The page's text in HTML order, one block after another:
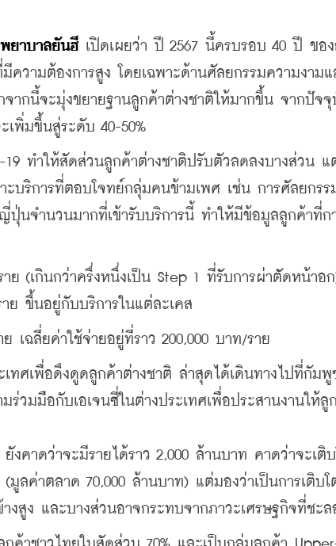
ยาบาลยันฮี เปิดเผยว่า ปี 2567 นี้ครบรอบ 40 ปี ขอ
ความต้องการสูง โดยเฉพาะด้านศัลยกรรมความงามแ
ากนี้จะมุ่งขยายฐานลูกค้าต่างชาติให้มากขึ้น จากปัจ
เพิ่มขึ้นสู่ระดับ 40-50%
ทำให้สัดส่วนลูกค้าต่างชาติปรับตัวลดลงบางส่วน แ
บริการที่ตอบโจทย์กลุ่มคนข้ามเพศ เช่น การศัลยกรร
นจำนวนมากที่เข้ารับบริการนี้ ทำให้มีข้อมูลลูกค้าที่กา
ย (เกินกว่าครึ่งหนึ่งเป็น Step 1 ที่รับการผ่าตัดหน้าอ
าย ขึ้นอยู่กับบริการในแต่ละเคส
เฉลี่ยค่าใช้จ่ายอยู่ที่ราว 200,000 บาท/ราย
เพื่อดึงดูดลูกค้าต่างชาติ ล่าสุดได้เดินทางไปที่กัมพู
วมมือกับเอเจนซี่ในต่างประเทศเพื่อประสานงานให้ลู
มูลค่าตลาด 70,000 ล้านบาท) แต่มองว่าเป็นการเติบโ
สูง และบางส่วนอาจกระทบจากภาวะเศรษฐกิจที่ชะล